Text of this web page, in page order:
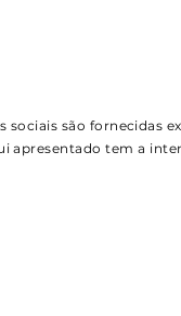
são fornecidas
tem a